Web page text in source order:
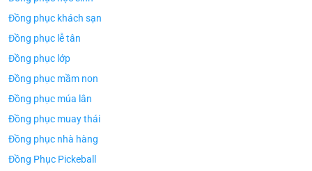
Đồng phục khách sạn
Đồng phục lễ tân
Đồng phục lớp
Đồng phục mầm non
Đồng phục múa lân
Đồng phục muay thái
Đồng phục nhà hàng
Đồng Phục Pickeball